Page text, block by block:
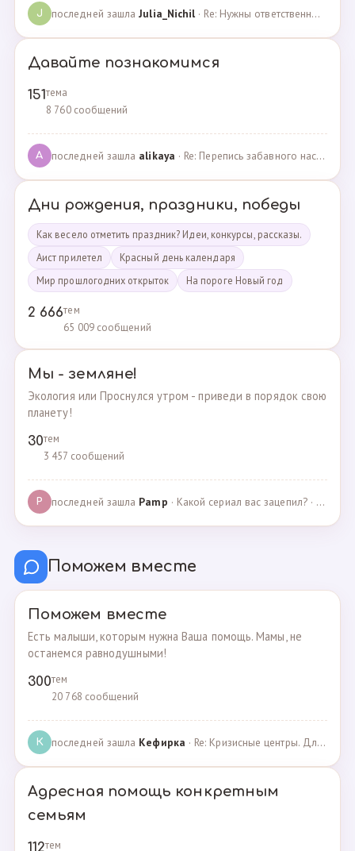
J последней зашлаJulia_Nichil· Re: Нужны ответственные и любящие детей сотрудники … · 22.07.2024
Давайте познакомимся
151тема
8 760 сообщений
A последней зашла alikaya · Re: Перепись забавного населения!!! · 09.09.2023
Дни рождения, праздники, победы
Как весело отметить праздник? Идеи, конкурсы, рассказы.
Аист прилетел
Красный день календаря
Мир прошлогодних открыток
На пороге Новый год
2 666тем
65 009 сообщений
Мы - земляне!
Экология или Проснулся утром - приведи в порядок свою
планету!
30тем
3 457 сообщений
P последней зашла Pamp · Какой сериал вас зацепил? · 07.05.2025
Поможем вместе
Поможем вместе
Есть малыши, которым нужна Ваша помощь. Мамы, не
останемся равнодушными!
300тем
20 768 сообщений
К последней зашла Кефирка · Re: Кризисные центры. Для женщин, попавших в трудн… · 06.03.2022
Адресная помощь конкретным
семьям
112тем